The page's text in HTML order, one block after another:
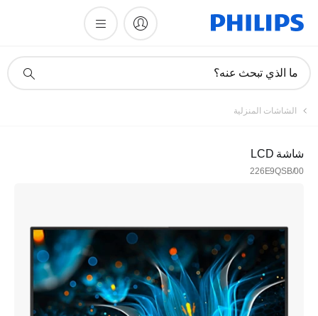
دعم
ما الذي تبحث عنه؟
الشاشات المنزلية
شاشة LCD
226E9QSB/00